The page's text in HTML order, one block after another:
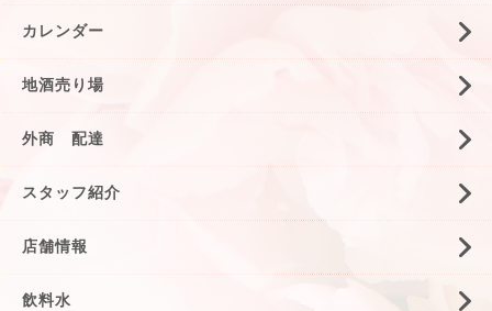
カレンダー
地酒売り場
外商 配達
スタッフ紹介
店舗情報
飲料水